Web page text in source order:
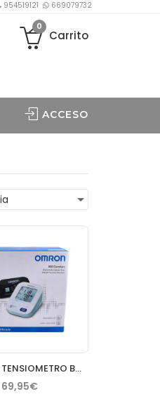
954519121 669079732
0
Carrito
ACCESO
OMRON TENSIOMETRO BRAZO M3 COMFORT AFIB
69,95€